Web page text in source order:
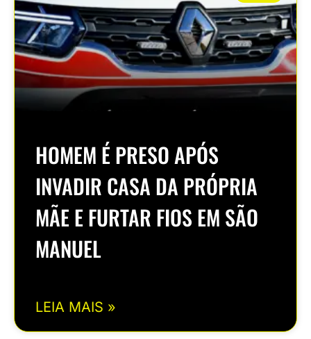
HOMEM É PRESO APÓS
INVADIR CASA DA PRÓPRIA
MÃE E FURTAR FIOS EM SÃO
MANUEL
LEIA MAIS »